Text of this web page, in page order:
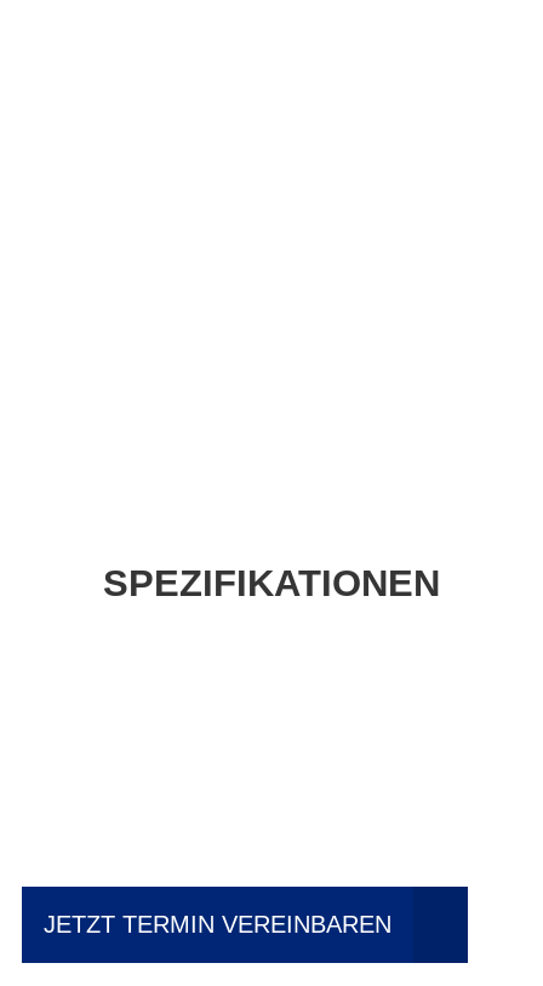
SPEZIFIKATIONEN
JETZT TERMIN VEREINBAREN